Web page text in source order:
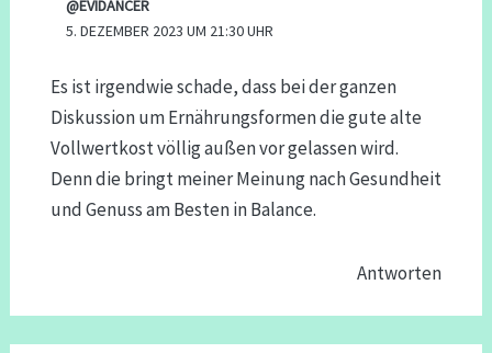
@EVIDANCER
5. DEZEMBER 2023 UM 21:30 UHR
Es ist irgendwie schade, dass bei der ganzen
Diskussion um Ernährungsformen die gute alte
Vollwertkost völlig außen vor gelassen wird.
Denn die bringt meiner Meinung nach Gesundheit
und Genuss am Besten in Balance.
Antworten